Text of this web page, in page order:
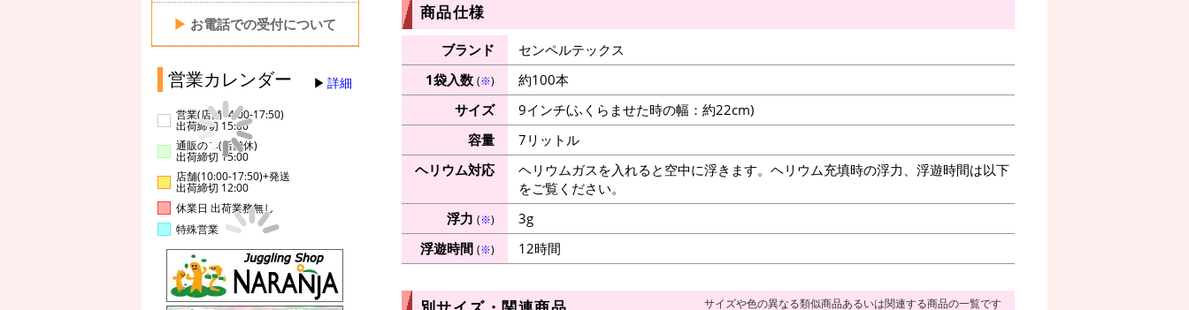
▶ お電話での受付について
営業カレンダー 詳細
営業(店舗14:00-17:50)
出荷締切 15:00
通販のみ(店舗休)
出荷締切 15:00
店舗(10:00-17:50)+発送
出荷締切 12:00
休業日 出荷業務無し
特殊営業
商品仕様
ブランド
センペルテックス
1袋入数 (※)
約100本
サイズ
9インチ(ふくらませた時の幅：約22cm)
容量
7リットル
ヘリウム対応
ヘリウムガスを入れると空中に浮きます。ヘリウム充填時の浮力、浮遊時間は以下
をご覧ください。
浮力 (※)
3g
浮遊時間 (※) 12時間
サイズや色の異なる類似商品あるいは関連する商品の一覧です